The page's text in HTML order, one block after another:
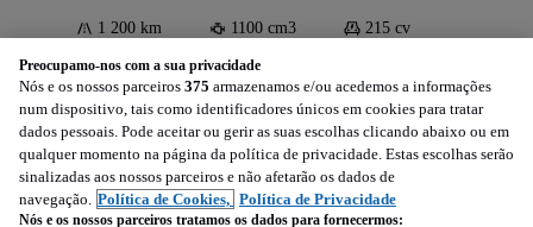
1 200 km 1100 cm3
215 cv
Ceira (Coimbra)
Profissional • Publicado
Preocupamo-nos com a sua privacidade
Nós e os nossos parceiros 375 armazenamos e/ou acedemos a informações
num dispositivo, tais como identificadores únicos em cookies para tratar
dados pessoais. Pode aceitar ou gerir as suas escolhas clicando abaixo ou em
qualquer momento na página da política de privacidade. Estas escolhas serão
sinalizadas aos nossos parceiros e não afetarão os dados de
navegação. Política de Cookies, Política de Privacidade
Nós e os nossos parceiros tratamos os dados para fornecermos: